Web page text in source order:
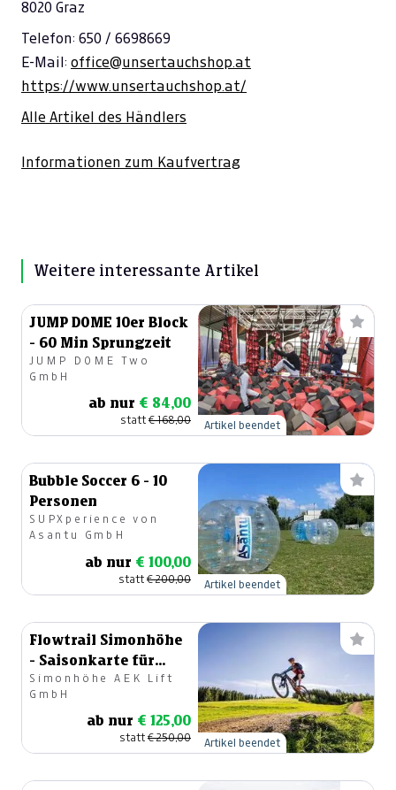
8020 Graz
Telefon: 650 / 6698669
E-Mail: office@unsertauchshop.at
https://www.unsertauchshop.at/
Alle Artikel des Händlers
Informationen zum Kaufvertrag
Weitere interessante Artikel
JUMP DOME 10er Block
- 60 Min Sprungzeit
JUMP DOME Two
GmbH
ab nur € 84,00
statt€ 168,00 Artikel beendet
Bubble Soccer 6 - 10
Personen
SUPXperience von
Asantu GmbH
ab nur € 100,00
statt€ 200,00 Artikel beendet
Flowtrail Simonhöhe
- Saisonkarte für
Bike-Fans (Trails &
Lift)
Simonhöhe AEK Lift
GmbH
ab nur € 125,00
statt€ 250,00 Artikel beendet